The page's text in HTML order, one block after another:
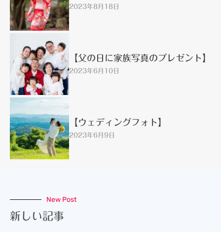
2023年8月18日
【父の日に家族写真のプレゼント】
2023年6月10日
【ウェディングフォト】
2023年6月9日
New Post
新しい記事